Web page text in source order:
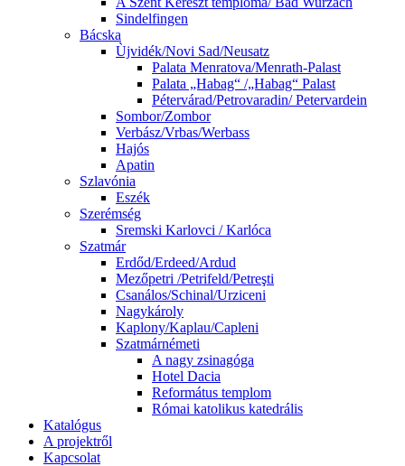
Sindelfingen
Bácska
Ùjvidék/Novi Sad/Neusatz
Palata Menratova/Menrath-Palast
Palata „Habag“ /„Habag“ Palast
Pétervárad/Petrovaradin/ Petervardein
Sombor/Zombor
Verbász/Vrbas/Werbass
Hajós
Apatin
Szlavónia
Eszék
Szerémség
Sremski Karlovci / Karlóca
Szatmár
Erdőd/Erdeed/Ardud
Mezőpetri /Petrifeld/Petreşti
Csanálos/Schinal/Urziceni
Nagykároly
Kaplony/Kaplau/Capleni
Szatmárnémeti
A nagy zsinagóga
Hotel Dacia
Református templom
Római katolikus katedrális
Katalógus
A projektről
Kapcsolat